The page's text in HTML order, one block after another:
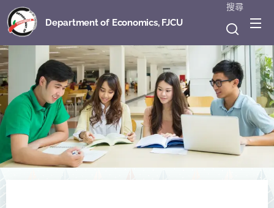
Department of Economics, FJCU
搜尋